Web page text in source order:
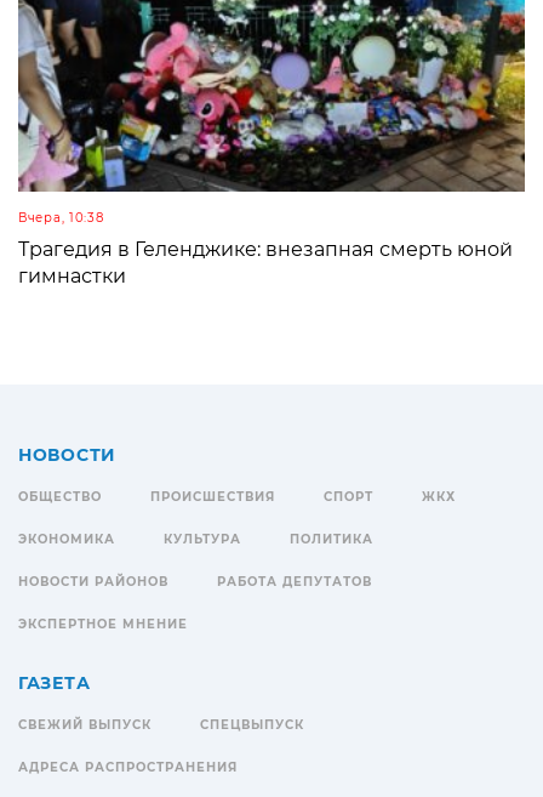
Вчера, 10:38
Трагедия в Геленджике: внезапная смерть юной
гимнастки
НОВОСТИ
ОБЩЕСТВО ПРОИСШЕСТВИЯ СПОРТ ЖКХ
ЭКОНОМИКА КУЛЬТУРА ПОЛИТИКА
НОВОСТИ РАЙОНОВ РАБОТА ДЕПУТАТОВ
ЭКСПЕРТНОЕ МНЕНИЕ
ГАЗЕТА
СВЕЖИЙ ВЫПУСК СПЕЦВЫПУСК
АДРЕСА РАСПРОСТРАНЕНИЯ